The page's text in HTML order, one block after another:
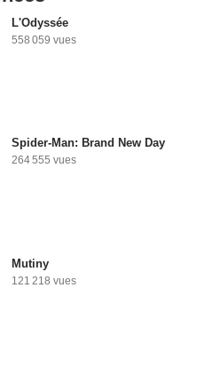
L'Odyssée
558 059 vues
Spider-Man: Brand New Day
264 555 vues
Mutiny
121 218 vues